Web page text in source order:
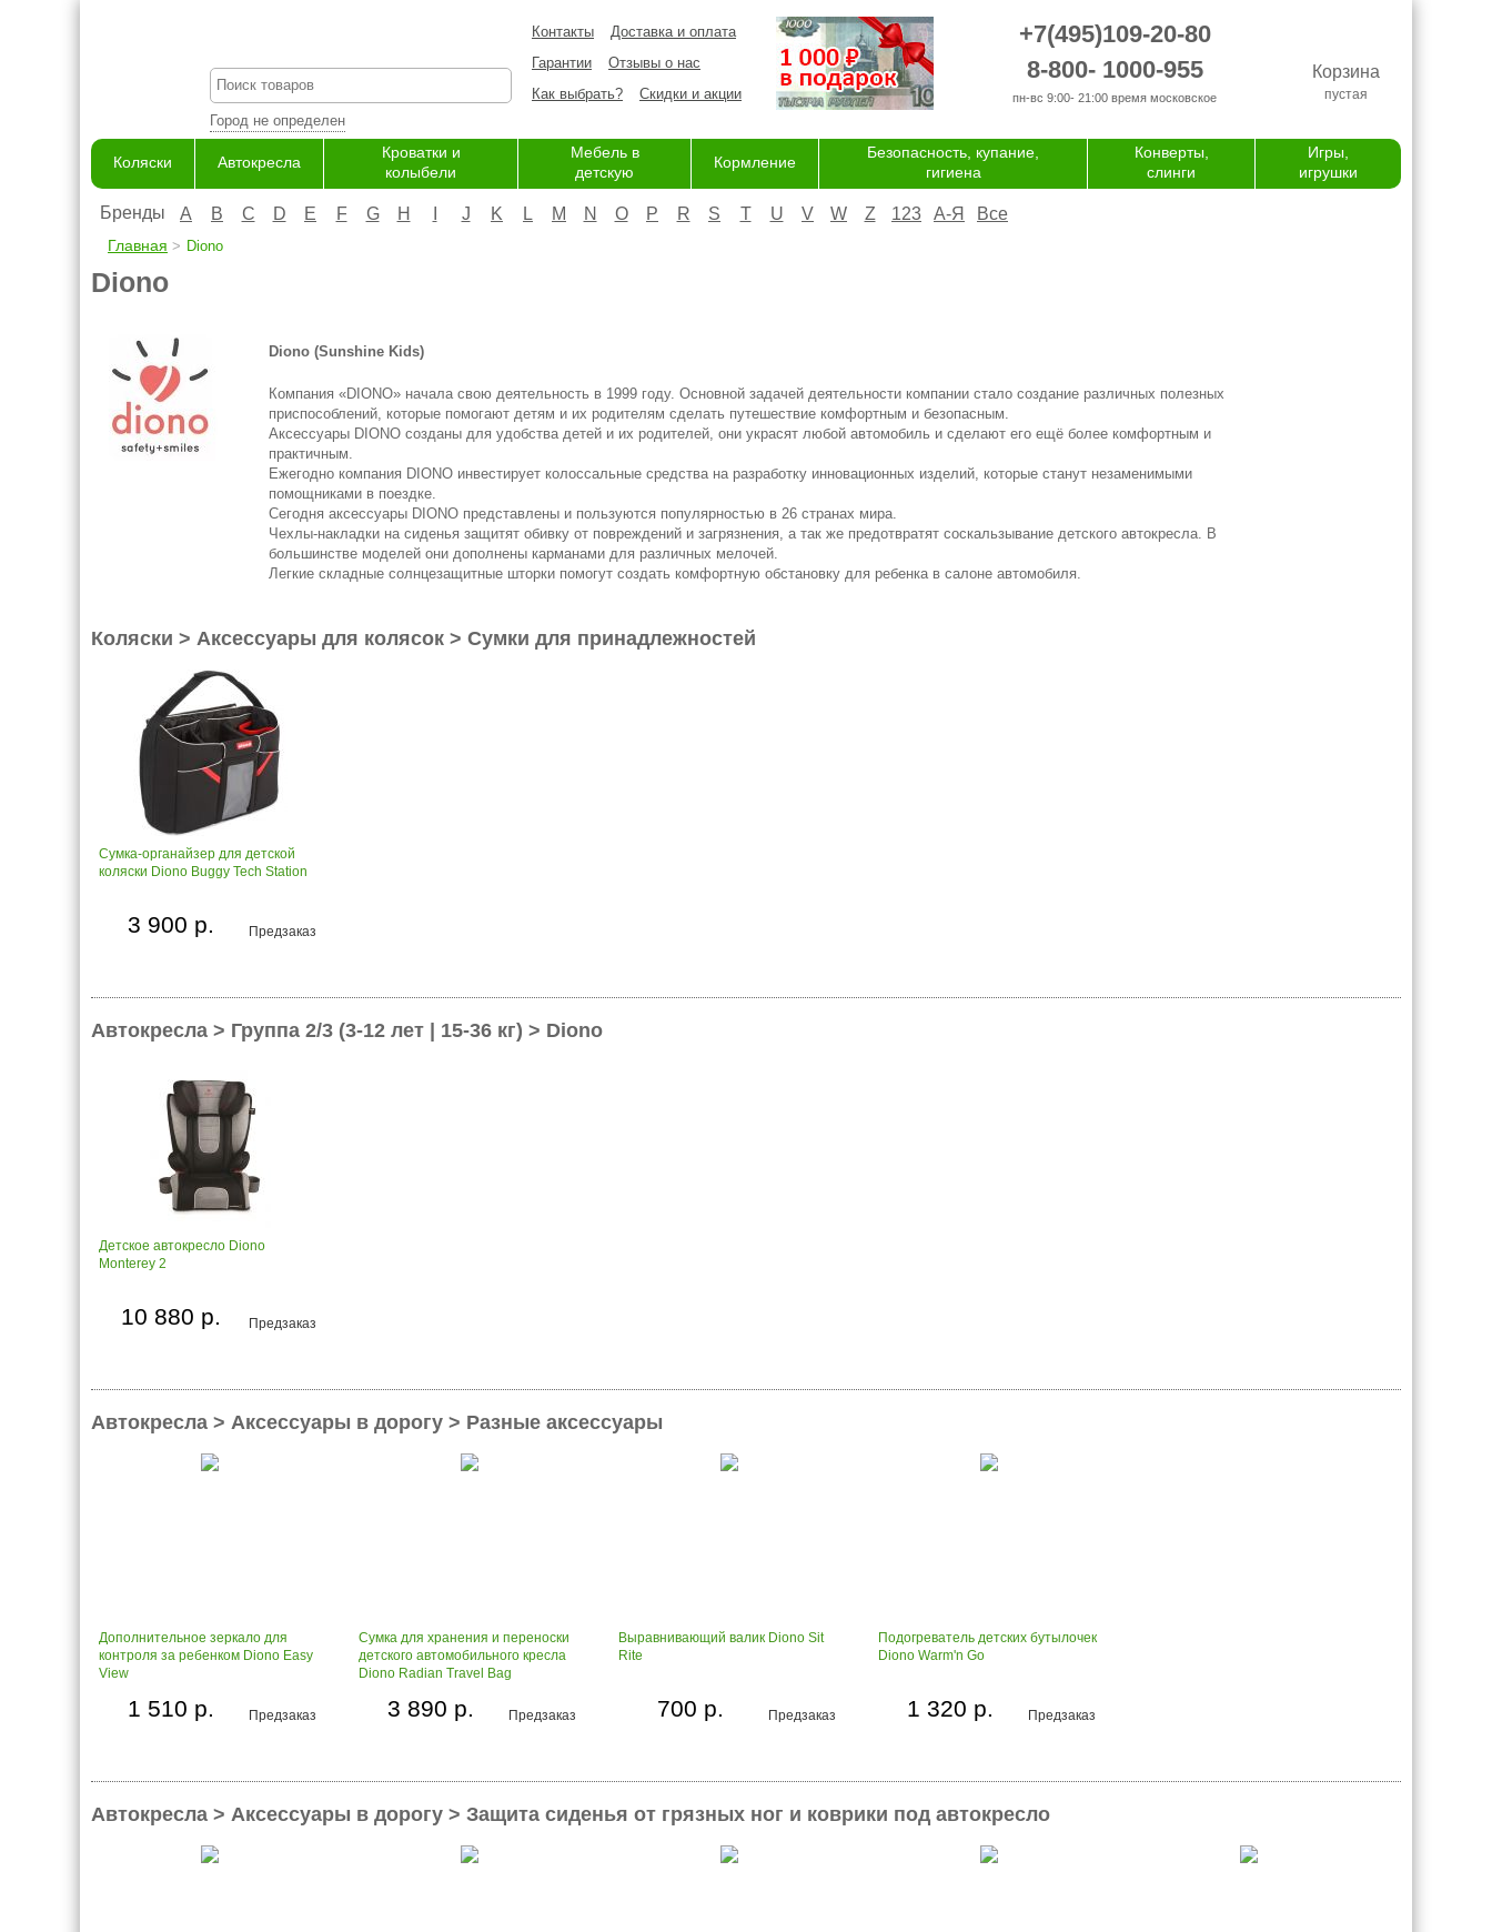
Город не определен
Контакты
Доставка и оплата
Гарантии
Отзывы о нас
Как выбрать?
Скидки и акции
+7(495)109-20-80
8-800- 1000-955
пн-вс 9:00- 21:00 время московское
Корзина
пустая
Коляски Автокресла
Кроватки и
колыбели
Мебель в
детскую
Кормление
Безопасность, купание,
гигиена
Конверты,
слинги
Игры,
игрушки
Бренды A B C D E F G H J K L M N O P R S T U V W Z 123 А-Я Все
Главная Diono
Diono
Diono (Sunshine Kids)
Компания «DIONO» начала свою деятельность в 1999 году. Основной задачей деятельности компании стало создание различных полезных
приспособлений, которые помогают детям и их родителям сделать путешествие комфортным и безопасным.
Аксессуары DIONO созданы для удобства детей и их родителей, они украсят любой автомобиль и сделают его ещё более комфортным и
практичным.
Ежегодно компания DIONO инвестирует колоссальные средства на разработку инновационных изделий, которые станут незаменимыми
помощниками в поездке.
Сегодня аксессуары DIONO представлены и пользуются популярностью в 26 странах мира.
Чехлы-накладки на сиденья защитят обивку от повреждений и загрязнения, а так же предотвратят соскальзывание детского автокресла. В
большинстве моделей они дополнены карманами для различных мелочей.
Легкие складные солнцезащитные шторки помогут создать комфортную обстановку для ребенка в салоне автомобиля.
Коляски > Аксессуары для колясок > Сумки для принадлежностей
Сумка-органайзер для детской
коляски Diono Buggy Tech Station
Предзаказ
3 900 р.
Автокресла > Группа 2/3 (3-12 лет | 15-36 кг) > Diono
Детское автокресло Diono
Monterey 2
Предзаказ
10 880 р.
Автокресла > Аксессуары в дорогу > Разные аксессуары
Дополнительное зеркало для
контроля за ребенком Diono Easy
View
Предзаказ
1 510 р.
Сумка для хранения и переноски
детского автомобильного кресла
Diono Radian Travel Bag
Предзаказ
3 890 р.
Выравнивающий валик Diono Sit
Rite
Предзаказ
700 р.
Подогреватель детcких бутылочек
Diono Warm'n Go
Предзаказ
1 320 р.
Автокресла > Аксессуары в дорогу > Защита сиденья от грязных ног и коврики под автокресло